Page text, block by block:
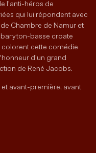
l'anti-héros de
qui lui répondent avec
Chambre de Namur et
baryton-basse croate
colorent cette comédie
d'un grand
de René Jacobs.
avant-première, avant